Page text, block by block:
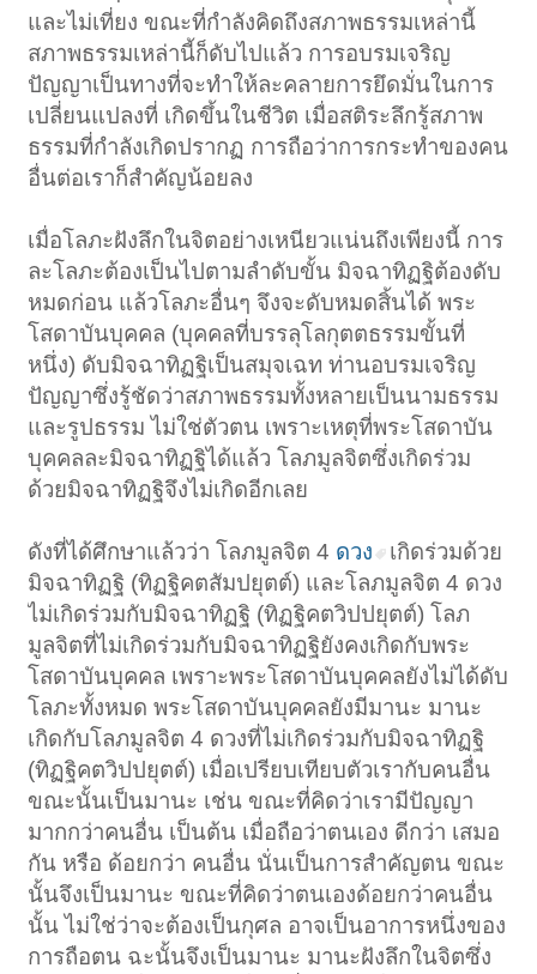
และไม่เที่ยง ขณะที่กำลังคิดถึงสภาพธรรมเหล่านี้
สภาพธรรมเหล่านี้ก็ดับไปแล้ว การอบรมเจริญ
ปัญญาเป็นทางที่จะทำให้ละคลายการยึดมั่นในการ
เปลี่ยนแปลงที่ เกิดขึ้นในชีวิต เมื่อสติระลึกรู้สภาพ
ธรรมที่กำลังเกิดปรากฏ การถือว่าการกระทำของคน
อื่นต่อเราก็สำคัญน้อยลง
เมื่อโลภะฝังลึกในจิตอย่างเหนียวแน่นถึงเพียงนี้ การ
ละโลภะต้องเป็นไปตามลำดับขั้น มิจฉาทิฏฐิต้องดับ
หมดก่อน แล้วโลภะอื่นๆ จึงจะดับหมดสิ้นได้ พระ
โสดาบันบุคคล (บุคคลที่บรรลุโลกุตตธรรมขั้นที่
หนึ่ง) ดับมิจฉาทิฏฐิเป็นสมุจเฉท ท่านอบรมเจริญ
ปัญญาซึ่งรู้ชัดว่าสภาพธรรมทั้งหลายเป็นนามธรรม
และรูปธรรม ไม่ใช่ตัวตน เพราะเหตุที่พระโสดาบัน
บุคคลละมิจฉาทิฏฐิได้แล้ว โลภมูลจิตซึ่งเกิดร่วม
ด้วยมิจฉาทิฏฐิจึงไม่เกิดอีกเลย
ดังที่ได้ศึกษาแล้วว่า โลภมูลจิต 4 ดวง
เกิดร่วมด้วย
มิจฉาทิฏฐิ (ทิฏฐิคตสัมปยุตต์) และโลภมูลจิต 4 ดวง
ไม่เกิดร่วมกับมิจฉาทิฏฐิ (ทิฏฐิคตวิปปยุตต์) โลภ
มูลจิตที่ไม่เกิดร่วมกับมิจฉาทิฏฐิยังคงเกิดกับพระ
โสดาบันบุคคล เพราะพระโสดาบันบุคคลยังไม่ได้ดับ
โลภะทั้งหมด พระโสดาบันบุคคลยังมีมานะ มานะ
เกิดกับโลภมูลจิต 4 ดวงที่ไม่เกิดร่วมกับมิจฉาทิฏฐิ
(ทิฏฐิคตวิปปยุตต์) เมื่อเปรียบเทียบตัวเรากับคนอื่น
ขณะนั้นเป็นมานะ เช่น ขณะที่คิดว่าเรามีปัญญา
มากกว่าคนอื่น เป็นต้น เมื่อถือว่าตนเอง ดีกว่า เสมอ
กัน หรือ ด้อยกว่า คนอื่น นั่นเป็นการสำคัญตน ขณะ
นั้นจึงเป็นมานะ ขณะที่คิดว่าตนเองด้อยกว่าคนอื่น
นั้น ไม่ใช่ว่าจะต้องเป็นกุศล อาจเป็นอาการหนึ่งของ
การถือตน ฉะนั้นจึงเป็นมานะ มานะฝังลึกในจิตซึ่ง